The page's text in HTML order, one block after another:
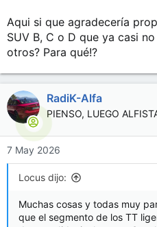
Aqui si que agradecería
SUV B, C o D que ya casi
otros? Para qué!?
RadiK-Alfa
PIENSO, LUEGO
7 May 2026
Locus dijo:
Muchas cosas y todas muy
que el segmento de los TT